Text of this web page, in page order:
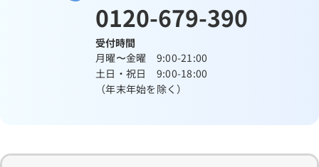
0120-679-390
受付時間
月曜〜金曜 9:00-21:00
土日・祝日 9:00-18:00
（年末年始を除く）